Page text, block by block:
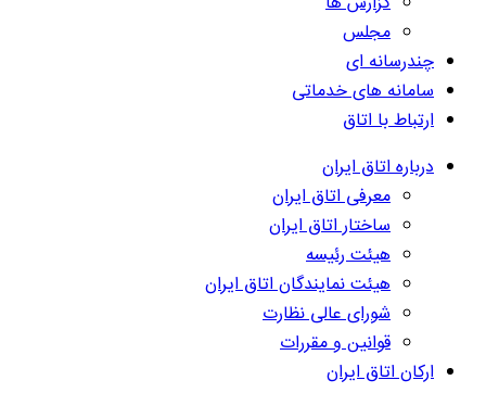
مجلس
چندرسانه ای
سامانه های خدماتی
ارتباط با اتاق
درباره اتاق ایران
معرفی اتاق ایران
ساختار اتاق ایران
هیئت رئیسه
هیئت نمایندگان اتاق ایران
شورای عالی نظارت
قوانین و مقررات
ارکان اتاق ایران